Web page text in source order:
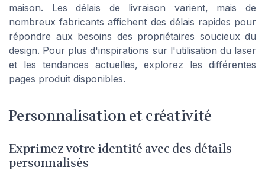
maison. Les délais de livraison varient, mais de
nombreux fabricants affichent des délais rapides pour
répondre aux besoins des propriétaires soucieux du
design. Pour plus d'inspirations sur l'utilisation du laser
et les tendances actuelles, explorez les différentes
pages produit disponibles.
Personnalisation et créativité
Exprimez votre identité avec des détails
personnalisés